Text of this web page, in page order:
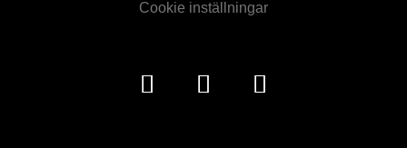
Cookie inställningar